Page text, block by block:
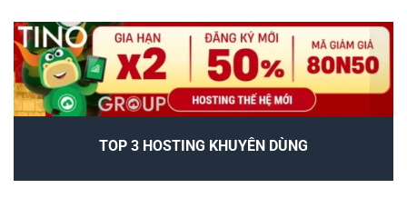
TOP 3 HOSTING KHUYÊN DÙNG